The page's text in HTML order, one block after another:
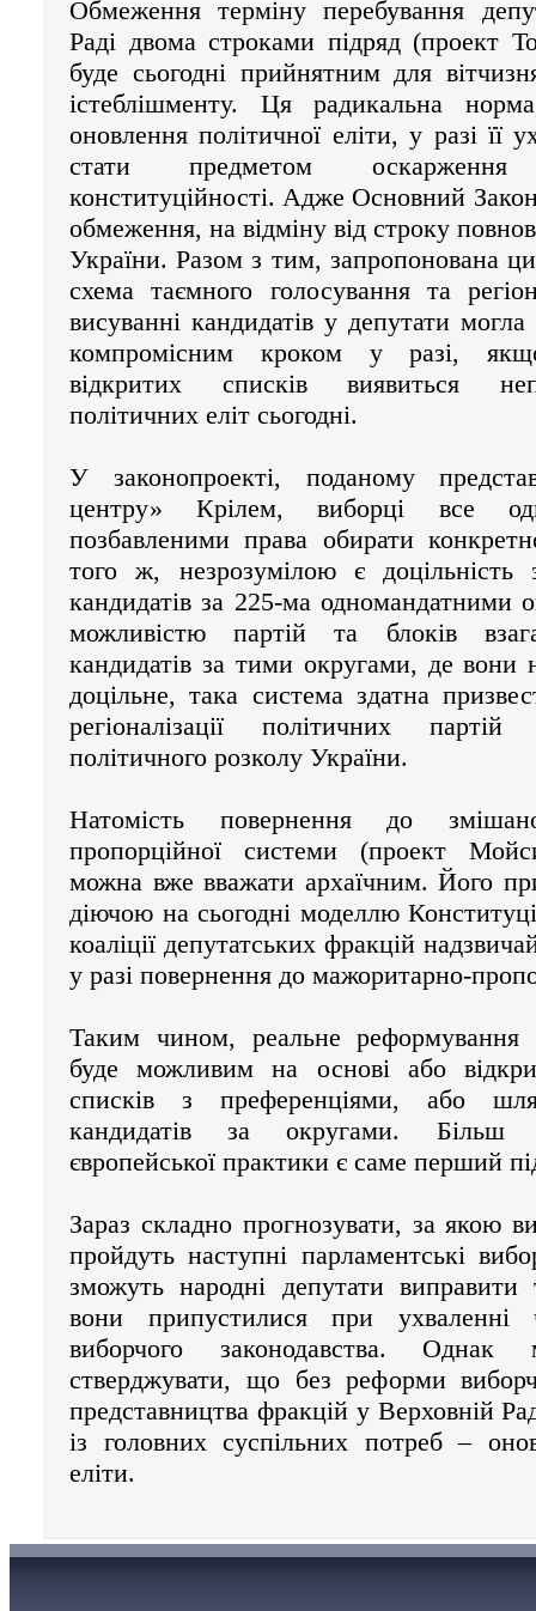
Обмеження терміну перебування
Раді двома строками підряд (проект
буде сьогодні прийнятним для
істеблішменту. Ця радикальна
оновлення політичної еліти, у разі її
стати предметом
конституційності. Адже Основний
обмеження, на відміну від строку
України. Разом з тим, запропонована
схема таємного голосування та
висуванні кандидатів у депутати
компромісним кроком у разі,
відкритих списків виявиться
політичних еліт сьогодні.
У законопроекті, поданому
центру» Крілем, виборці все
позбавленими права обирати
того ж, незрозумілою є доцільність
кандидатів за 225-ма одномандатними
можливістю партій та блоків
кандидатів за тими округами, де вони
доцільне, така система здатна
регіоналізації політичних
політичного розколу України.
Натомість повернення до
пропорційної системи (проект
можна вже вважати архаїчним. Його
діючою на сьогодні моделлю
коаліції депутатських фракцій
у разі повернення до мажоритарно-
Таким чином, реальне реформування
буде можливим на основі або
списків з преференціями, або
кандидатів за округами. Більш
європейської практики є саме перший
Зараз складно прогнозувати, за якою
пройдуть наступні парламентські
зможуть народні депутати
вони припустилися при ухваленні
виборчого законодавства. Однак
стверджувати, що без реформи
представництва фракцій у Верховній
із головних суспільних потреб –
еліти.